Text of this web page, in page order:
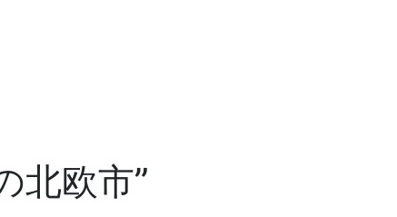
北欧市”